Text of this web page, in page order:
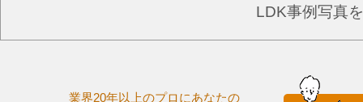
LDK事例写真
業界20年以上のプロにあなたの